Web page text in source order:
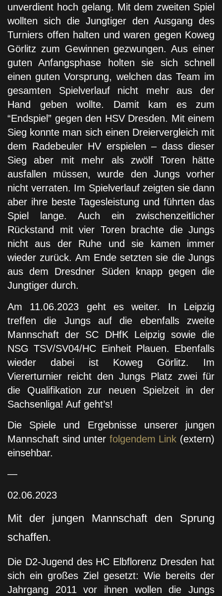
unverdient hoch gelang. Mit dem zweiten Spiel
wollten sich die Jungtiger den Ausgang des
Turniers offen halten und waren gegen Koweg
Görlitz zum Gewinnen gezwungen. Aus einer
guten Anfangsphase holten sie sich schnell
einen guten Vorsprung, welchen das Team im
gesamten Spielverlauf nicht mehr aus der
Hand geben wollte. Damit kam es zum
“Endspiel” gegen den HSV Dresden. Mit einem
Sieg konnte man sich einen Dreiervergleich mit
dem Radebeuler HV erspielen – dass dieser
Sieg aber mit mehr als zwölf Toren hätte
ausfallen müssen, wurde den Jungs vorher
nicht verraten. Im Spielverlauf zeigten sie dann
aber ihre beste Tagesleistung und führten das
Spiel lange. Auch ein zwischenzeitlicher
Rückstand mit vier Toren brachte die Jungs
nicht aus der Ruhe und sie kamen immer
wieder zurück. Am Ende setzten sie die Jungs
aus dem Dresdner Süden knapp gegen die
Jungtiger durch.
Am 11.06.2023 geht es weiter. In Leipzig
treffen die Jungs auf die ebenfalls zweite
Mannschaft der SC DHfK Leipzig sowie die
NSG TSV/SV04/HC Einheit Plauen. Ebenfalls
wieder dabei ist Koweg Görlitz. Im
Viererturnier reicht den Jungs Platz zwei für
die Qualifikation zur neuen Spielzeit in der
Sachsenliga! Auf geht’s!
Die Spiele und Ergebnisse unserer jungen
Mannschaft sind unter folgendem Link (extern)
einsehbar.
—
02.06.2023
Mit der jungen Mannschaft den Sprung
schaffen.
Die D2-Jugend des HC Elbflorenz Dresden hat
sich ein großes Ziel gesetzt: Wie bereits der
Jahrgang 2011 vor ihnen wollen die Jungs